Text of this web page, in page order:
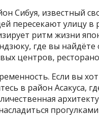
Сибуя, известный
пересекают улицу в
ритм жизни
где вы найдёте
центров,
Если вы
в район Асакуса,